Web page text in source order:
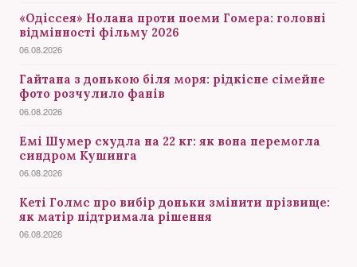
«Одіссея» Нолана проти поеми Гомера: головні
відмінності фільму 2026
06.08.2026
Гайтана з донькою біля моря: рідкісне сімейне
фото розчулило фанів
06.08.2026
Емі Шумер схудла на 22 кг: як вона перемогла
синдром Кушинга
06.08.2026
Кеті Голмс про вибір доньки змінити прізвище:
як матір підтримала рішення
06.08.2026